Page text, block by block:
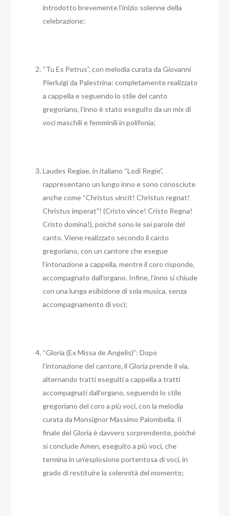
introdotto brevemente l’inizio solenne della
celebrazione;
“Tu Es Petrus”, con melodia curata da Giovanni
Pierluigi da Palestrina: completamente realizzato
a cappella e seguendo lo stile del canto
gregoriano, l’inno è stato eseguito da un mix di
voci maschili e femminili in polifonia;
Laudes Regiae, in italiano “Lodi Regie”,
rappresentano un lungo inno e sono conosciute
anche come “Christus vincit! Christus regnat!
Christus imperat”! (Cristo vince! Cristo Regna!
Cristo domina!), poiché sono le sei parole del
canto. Viene realizzato secondo il canto
gregoriano, con un cantore che esegue
l’intonazione a cappella, mentre il coro risponde,
accompagnato dall’organo. Infine, l’inno si chiude
con una lunga esibizione di sola musica, senza
accompagnamento di voci;
“Gloria (Ex Missa de Angelis)”: Dopo
l’intonazione del cantore, il Gloria prende il via,
alternando tratti eseguiti a cappella a tratti
accompagnati dall’organo, seguendo lo stile
gregoriano del coro a più voci, con la melodia
curata da Monsignor Massimo Palombella. Il
finale del Gloria è davvero sorprendente, poiché
si conclude Amen, eseguito a più voci, che
termina in un’esplosione portentosa di voci, in
grado di restituire la solennità del momento;